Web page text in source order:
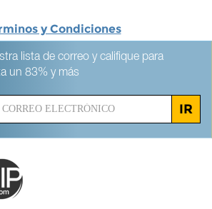
y Condiciones
lista de correo y califique para
un 83% y más
IR